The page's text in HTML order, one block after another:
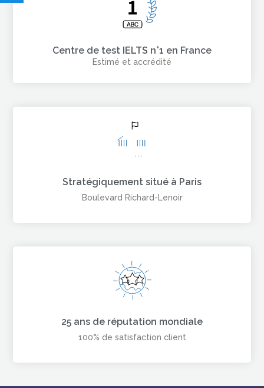
Centre de test IELTS n°1 en France
Estimé et accrédité
Stratégiquement situé à Paris
Boulevard Richard-Lenoir
25 ans de réputation mondiale
100% de satisfaction client